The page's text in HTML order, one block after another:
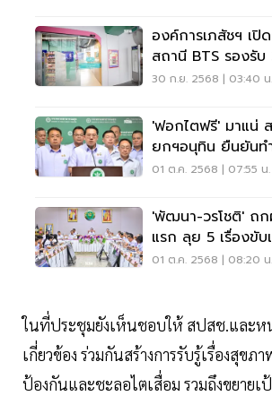
องค์การเภสัชฯ เปิ
สถานี BTS รองรั
ทุกที่
30 ก.ย. 2568 | 03:40 น.
'ฟอกไตฟรี' มาแน่
ยกฯอนุทิน ยืนยันท
01 ต.ค. 2568 | 07:55 น.
'พัฒนา-วรโชติ' ถก
แรก ลุย 5 เรื่องขับ
ประเทศ
01 ต.ค. 2568 | 08:20 น.
ในที่ประชุมยังเห็นชอบให้ สปสช.และห
เกี่ยวข้อง ร่วมกันสร้างการรับรู้เรื่องสุขภา
ป้องกันและชะลอไตเสื่อม รวมถึงขยายเ